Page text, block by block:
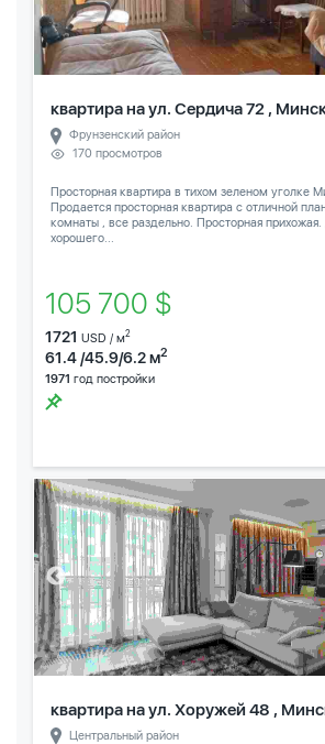
квартира на ул. Сердича 72 ,
Фрунзенский район
170 просмотров
Просторная квартира в тихом зеленом уголке
Продается просторная квартира с отличной
комнаты , все раздельно. Просторная
хорошего...
105 700 $
1721 USD / м2
61.4 /45.9/6.2 м2
1971 год постройки
квартира на ул. Хоружей 48 ,
Центральный район